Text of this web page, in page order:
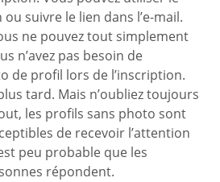
suivre le lien dans l’e-mail.
ne pouvez tout simplement
n’avez pas besoin de
de profil lors de l’inscription.
tard. Mais n’oubliez toujours
les profils sans photo sont
de recevoir l’attention
peu probable que les
répondent.